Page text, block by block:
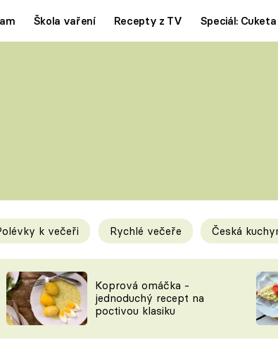
Škola vaření Recepty z TV Speciál: Cuketa
Tipy a triky
KAM ZA JÍDLEM
VYCHYTÁVKY
k večeři Rychlé večeře Česká
Koprová omáčka -
jednoduchý recept na
poctivou klasiku